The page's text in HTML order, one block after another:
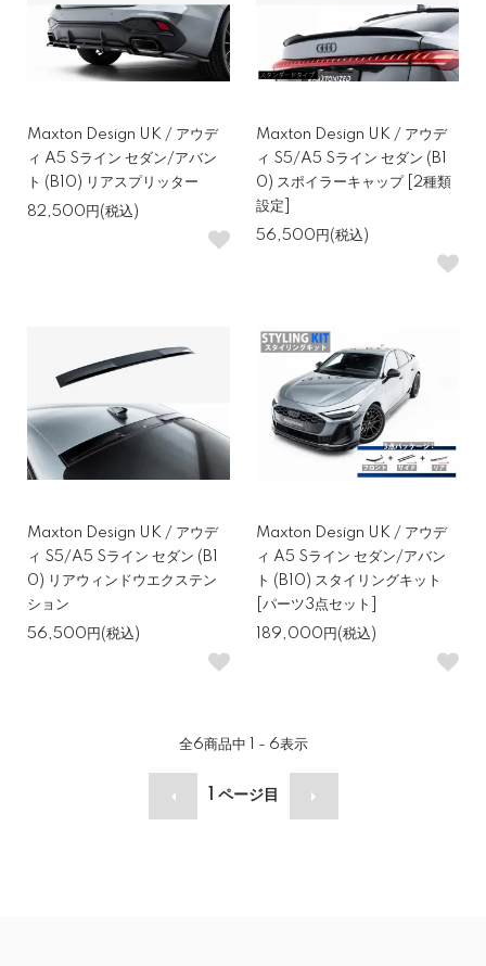
Maxton Design UK / アウデ
ィ A5 Sライン セダン/アバン
ト (B10) リアスプリッター
82,500円(税込)
Maxton Design UK / アウデ
ィ S5/A5 Sライン セダン (B1
0) スポイラーキャップ [2種類
設定]
56,500円(税込)
Maxton Design UK / アウデ
ィ S5/A5 Sライン セダン (B1
0) リアウィンドウエクステン
ション
56,500円(税込)
Maxton Design UK / アウデ
ィ A5 Sライン セダン/アバン
ト (B10) スタイリングキット
[パーツ3点セット]
189,000円(税込)
全6商品中 1 - 6表示
ページ目